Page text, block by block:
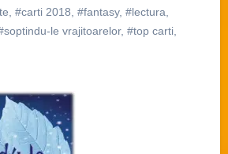
, #carti 2018, #fantasy, #lectura,
le vrajitoarelor, #top carti,